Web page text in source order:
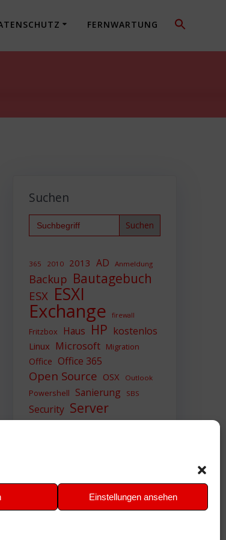
Einstellungen ansehen
FERNWARTUNG
Suchen
Search
for:
365 2010 2013 AD Anmeldung
Backup Bautagebuch
ESX ESXI
Exchange firewall
Fritzbox Haus HP kostenlos
Linux Microsoft Migration
Office Office 365
Open Source OSX Outlook
Powershell Sanierung SBS
Security Server
Sicherheit SIEM
VMWare VPN WAZUH
Windows Zertifikat